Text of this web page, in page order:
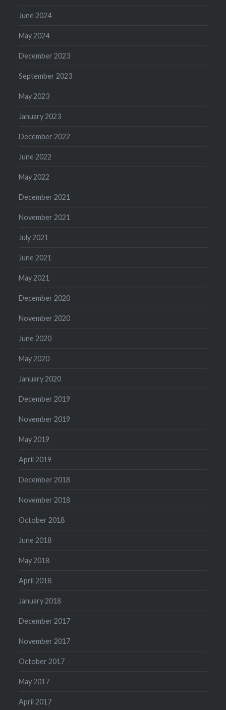
June 2024
May 2024
December 2023
September 2023
May 2023
January 2023
December 2022
June 2022
May 2022
December 2021
November 2021
July 2021
June 2021
May 2021
December 2020
November 2020
June 2020
May 2020
January 2020
December 2019
November 2019
May 2019
April 2019
December 2018
November 2018
October 2018
June 2018
May 2018
April 2018
January 2018
December 2017
November 2017
October 2017
May 2017
April 2017